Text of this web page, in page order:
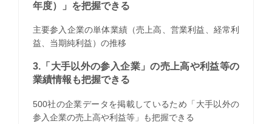
年度）」を把握できる
主要参入企業の単体業績（売上高、営業利益、経常利
益、当期純利益）の推移
3.「大手以外の参入企業」の売上高や利益等の
業績情報も把握できる
500社の企業データを掲載しているため「大手以外の
参入企業の売上高や利益等」も把握できる